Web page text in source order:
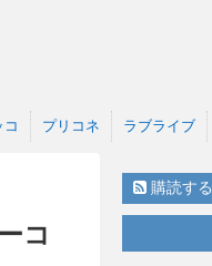
コ プリコネ ラブライブ
コ
購読する